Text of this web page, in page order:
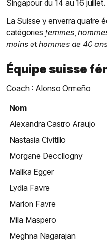
Singapour du 14 au 16 juillet.
La Suisse y enverra quatre
catégories femmes,
moinset hommes de 40
Équipe suisse
Coach : Alonso Ormeño
Nom
Alexandra Castro Araujo
Nastasia Civitillo
Morgane Decollogny
Malika Egger
Lydia Favre
Marion Favre
Mila Maspero
Meghna Nagarajan